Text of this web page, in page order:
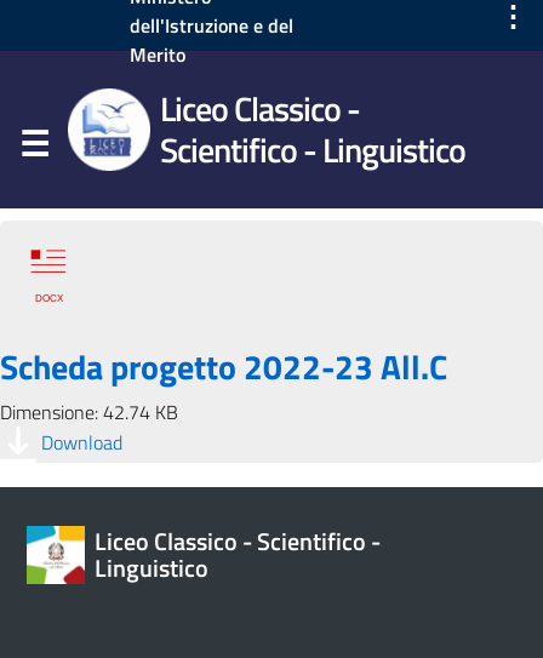
dell'Istruzione e del
Merito
⋮
Liceo Classico -
Scientifico - Linguistico
Scheda progetto 2022-23 All.C
Dimensione: 42.74 KB
Download
Liceo Classico - Scientifico -
Linguistico